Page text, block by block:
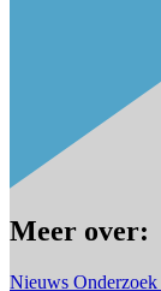
Meer over:
Nieuws Onderzoek